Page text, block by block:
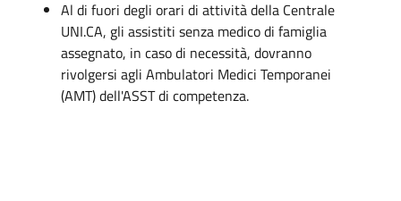
Al di fuori degli orari di attività della Centrale
UNI.CA, gli assistiti senza medico di famiglia
assegnato, in caso di necessità, dovranno
rivolgersi agli Ambulatori Medici Temporanei
(AMT) dell'ASST di competenza.